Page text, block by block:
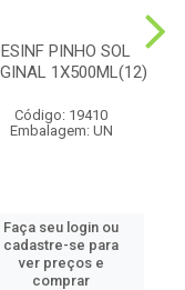
PINHO SOL
1X500ML(12)
Código: 19410
Embalagem: UN
Faça seu login ou
cadastre-se para
ver preços e
comprar